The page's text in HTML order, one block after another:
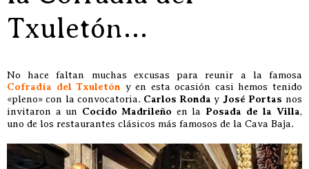
Txuletón…
No hace faltan muchas excusas para reunir a la famosa
Cofradía del Txuletón y en esta ocasión casi hemos tenido
«pleno» con la convocatoria. Carlos Ronda y José Portas nos
invitaron a un Cocido Madrileño en la Posada de la Villa,
uno de los restaurantes clásicos más famosos de la Cava Baja.